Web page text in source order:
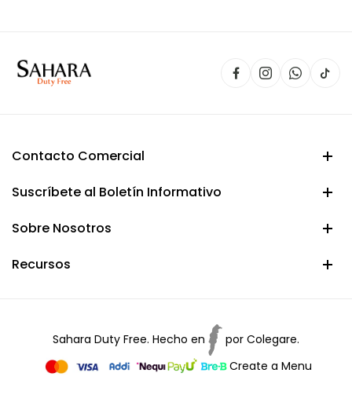
Contacto Comercial
Suscríbete al Boletín Informativo
Sobre Nosotros
Recursos
Sahara Duty Free. Hecho en por Colegare.
Create a Menu